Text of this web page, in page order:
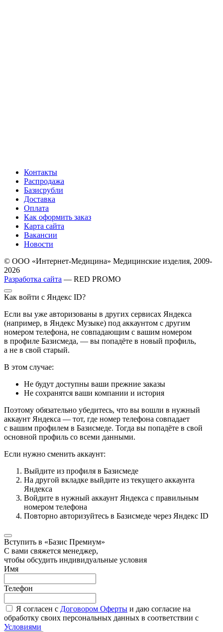
Контакты
Распродажа
Базисрубли
Доставка
Оплата
Как оформить заказ
Карта сайта
Вакансии
Новости
© ООО «Интернет-Медицина» Медицинские изделия, 2009-
2026
Разработка сайта — RED PROMO
Как войти с Яндекс ID?
Если вы уже авторизованы в других сервисах Яндекса
(например, в Яндекс Музыке) под аккаунтом с другим
номером телефона, не совпадающим с вашим номером
в профиле Базисмеда, — вы попадёте в новый профиль,
а не в свой старый.
В этом случае:
Не будут доступны ваши прежние заказы
Не сохранятся ваши компании и история
Поэтому обязательно убедитесь, что вы вошли в нужный
аккаунт Яндекса — тот, где номер телефона совпадает
с вашим профилем в Базисмеде. Тогда вы попадёте в свой
основной профиль со всеми данными.
Если нужно сменить аккаунт:
Выйдите из профиля в Базисмеде
На другой вкладке выйдите из текущего аккаунта
Яндекса
Войдите в нужный аккаунт Яндекса с правильным
номером телефона
Повторно авторизуйтесь в Базисмеде через Яндекс ID
Вступить в «Базис Премиум»
С вами свяжется менеджер,
чтобы обсудить индивидуальные условия
Имя
Телефон
Я согласен с Договором Оферты и даю согласие на
обработку своих персональных данных в соответствии с
Условиями